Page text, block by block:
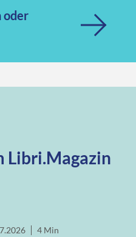
oder
Libri.Magazin
4 Min